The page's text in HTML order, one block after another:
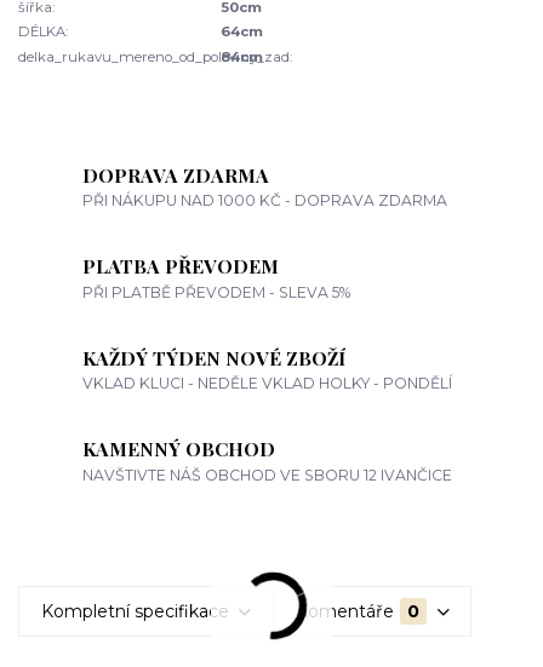
šířka:
50cm
DÉLKA:
64cm
delka_rukavu_mereno_od_poloviny_zad:
84cm
DOPRAVA ZDARMA
PŘI NÁKUPU NAD 1000 KČ - DOPRAVA ZDARMA
PLATBA PŘEVODEM
PŘI PLATBĚ PŘEVODEM - SLEVA 5%
KAŽDÝ TÝDEN NOVÉ ZBOŽÍ
VKLAD KLUCI - NEDĚLE VKLAD HOLKY - PONDĚLÍ
KAMENNÝ OBCHOD
NAVŠTIVTE NÁŠ OBCHOD VE SBORU 12 IVANČICE
Kompletní specifikace Komentáře 0